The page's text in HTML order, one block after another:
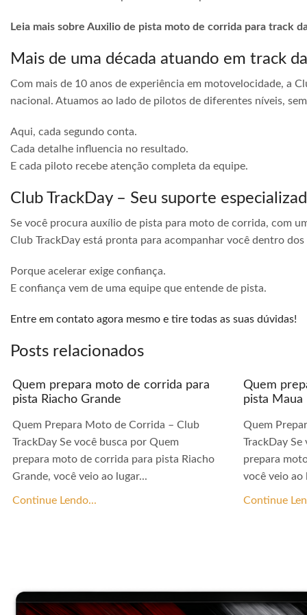
Leia mais sobre Auxilio de pista moto de corrida para track
Mais de uma década atuando em track
Com mais de 10 anos de experiência em motovelocidade, a
nacional. Atuamos ao lado de pilotos de diferentes níveis,
Aqui, cada segundo conta.
Cada detalhe influencia no resultado.
E cada piloto recebe atenção completa da equipe.
Club TrackDay – Seu suporte
Se você procura auxílio de pista para moto de corrida, com
Club TrackDay está pronta para acompanhar você dentro
Porque acelerar exige confiança.
E confiança vem de uma equipe que entende de pista.
Entre em contato agora mesmo e tire todas as suas dúvidas!
Posts relacionados
Quem prepara moto de corrida para
pista Riacho Grande
Quem Prepara Moto de Corrida – Club
TrackDay Se você busca por Quem
prepara moto de corrida para pista Riacho
Grande, você veio ao lugar...
Continue Lendo...
Quem
pista Maua
Quem
TrackDay
prepara
você veio ao
Continue